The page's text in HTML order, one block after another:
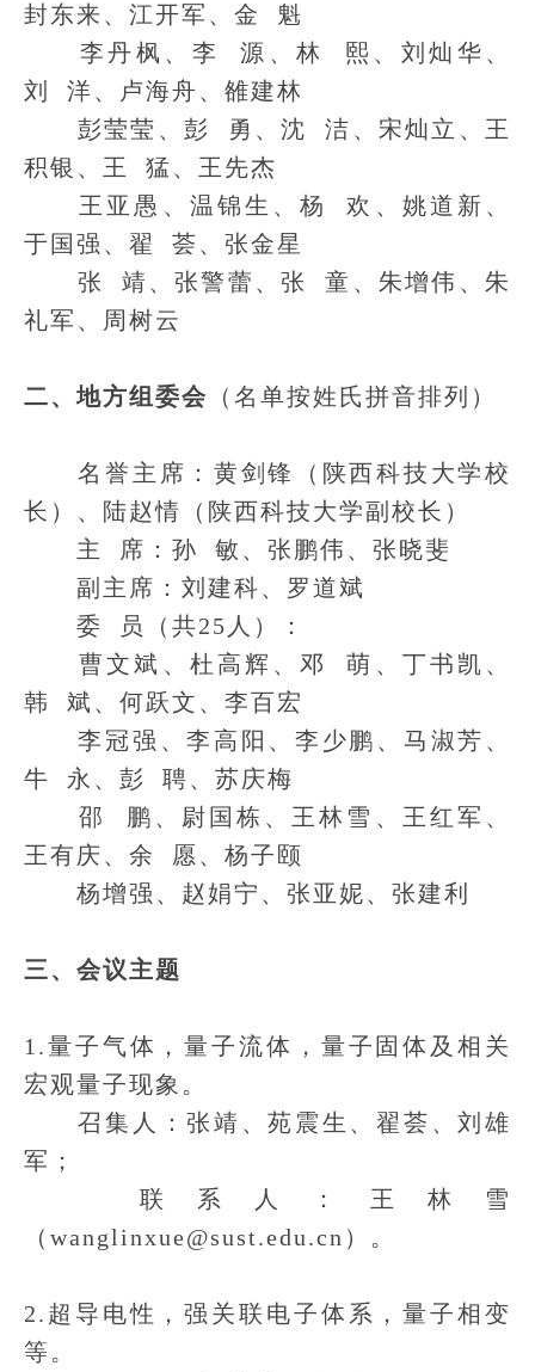
封东来、江开军、金 魁
李丹枫、李 源、林 熙、刘灿华、
刘 洋、卢海舟、雒建林
彭莹莹、彭 勇、沈 洁、宋灿立、王
积银、王 猛、王先杰
王亚愚、温锦生、杨 欢、姚道新、
于国强、翟 荟、张金星
张 靖、张警蕾、张 童、朱增伟、朱
礼军、周树云
二、地方组委会 （名单按姓氏拼音排列）
名誉主席：黄剑锋（陕西科技大学校
长）、陆赵情（陕西科技大学副校长）
主 席：孙 敏、张鹏伟、张晓斐
副主席：刘建科、罗道斌
委 员（共25人）：
曹文斌、杜高辉、邓 萌、丁书凯、
韩 斌、何跃文、李百宏
李冠强、李高阳、李少鹏、马淑芳、
牛 永、彭 聘、苏庆梅
邵 鹏、尉国栋、王林雪、王红军、
王有庆、余 愿、杨子颐
杨增强、赵娟宁、张亚妮、张建利
三、会议主题
1.量子气体，量子流体，量子固体及相关
宏观量子现象。
召集人：张靖、苑震生、翟荟、刘雄
军；
联系人：王林雪
（wanglinxue@sust.edu.cn）。
2.超导电性，强关联电子体系，量子相变
等。